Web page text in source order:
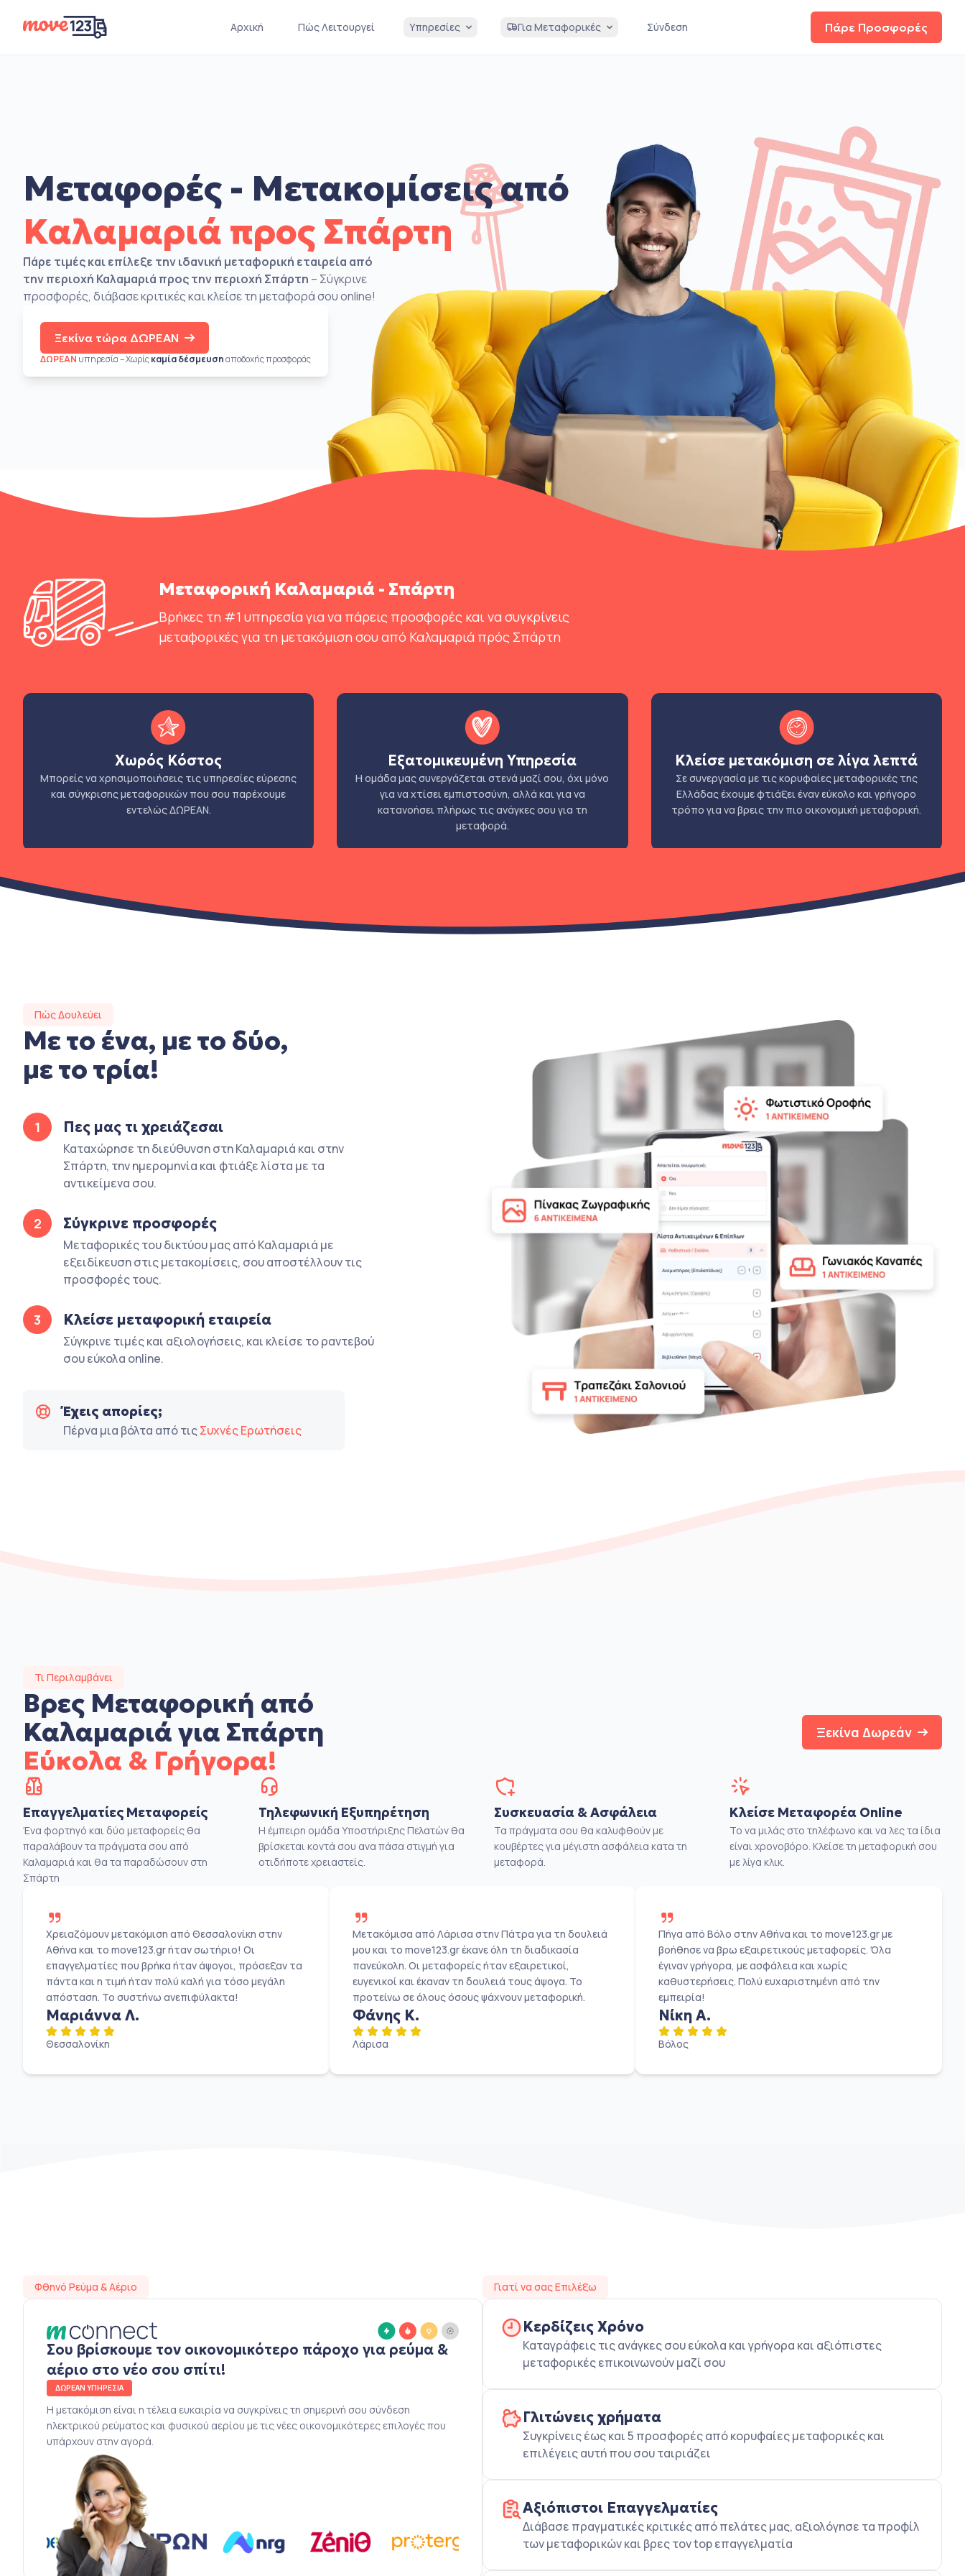
Πάρε Προσφορές
Αρχική Πώς Λειτουργεί Υπηρεσίες Για Μεταφορικές Σύνδεση
Μεταφορές - Μετακομίσεις από
Καλαμαριά προς Σπάρτη
Πάρε τιμές και επίλεξε την ιδανική μεταφορική εταιρεία από
την περιοχή Καλαμαριά προς την περιοχή Σπάρτη – Σύγκρινε
προσφορές, διάβασε κριτικές και κλείσε τη μεταφορά σου online!
Ξεκίνα τώρα ΔΩΡΕΑΝ
ΔΩΡΕΑΝ υπηρεσία – Χωρίςκαμία δέσμευσηαποδοχής προσφοράς
Μεταφορική Καλαμαριά - Σπάρτη
Βρήκες τη #1 υπηρεσία για να πάρεις προσφορές και να συγκρίνεις
μεταφορικές για τη μετακόμιση σου από Καλαμαριά πρός Σπάρτη
Χωρός Κόστος
Μπορείς να χρησιμοποιήσεις τις υπηρεσίες εύρεσης
και σύγκρισης μεταφορικών που σου παρέχουμε
εντελώς ΔΩΡΕΑΝ.
Εξατομικευμένη Υπηρεσία
Η ομάδα μας συνεργάζεται στενά μαζί σου, όχι μόνο
για να χτίσει εμπιστοσύνη, αλλά και για να
κατανοήσει πλήρως τις ανάγκες σου για τη
μεταφορά.
Κλείσε μετακόμιση σε λίγα λεπτά
Σε συνεργασία με τις κορυφαίες μεταφορικές της
Ελλάδας έχουμε φτιάξει έναν εύκολο και γρήγορο
τρόπο για να βρεις την πιο οικονομική μεταφορική.
Πώς Δουλεύει
Με το ένα, με το δύο,
με το τρία!
1 Πες μας τι χρειάζεσαι
Καταχώρησε τη διεύθυνση στη Καλαμαριά και στην
Σπάρτη, την ημερομηνία και φτιάξε λίστα με τα
αντικείμενα σου.
2 Σύγκρινε προσφορές
Μεταφορικές του δικτύου μας από Καλαμαριά με
εξειδίκευση στις μετακομίσεις, σου αποστέλλουν τις
προσφορές τους.
3 Κλείσε μεταφορική εταιρεία
Σύγκρινε τιμές και αξιολογήσεις, και κλείσε το ραντεβού
σου εύκολα online.
Έχεις απορίες;
Πέρνα μια βόλτα από τιςΣυχνές Ερωτήσεις
Τι Περιλαμβάνει
Βρες Μεταφορική από
Καλαμαριά για Σπάρτη
Εύκολα & Γρήγορα!
Ξεκίνα Δωρεάν
Επαγγελματίες Μεταφορείς
Ένα φορτηγό και δύο μεταφορείς θα
παραλάβουν τα πράγματα σου από
Καλαμαριά και θα τα παραδώσουν στη
Σπάρτη
Τηλεφωνική Εξυπηρέτηση
Η έμπειρη ομάδα Υποστήριξης Πελατών θα
βρίσκεται κοντά σου ανα πάσα στιγμή για
οτιδήποτε χρειαστείς.
Συσκευασία & Ασφάλεια
Τα πράγματα σου θα καλυφθούν με
κουβέρτες για μέγιστη ασφάλεια κατα τη
μεταφορά.
Κλείσε Μεταφορέα Online
Το να μιλάς στο τηλέφωνο και να λες τα ίδια
είναι χρονοβόρο. Κλείσε τη μεταφορική σου
με λίγα κλικ.
Χρειαζόμουν μετακόμιση από Θεσσαλονίκη στην
Αθήνα και το move123.gr ήταν σωτήριο! Οι
επαγγελματίες που βρήκα ήταν άψογοι, πρόσεξαν τα
πάντα και η τιμή ήταν πολύ καλή για τόσο μεγάλη
απόσταση. Το συστήνω ανεπιφύλακτα!
Μαριάννα Λ.
Θεσσαλονίκη
Μετακόμισα από Λάρισα στην Πάτρα για τη δουλειά
μου και το move123.gr έκανε όλη τη διαδικασία
πανεύκολη. Οι μεταφορείς ήταν εξαιρετικοί,
ευγενικοί και έκαναν τη δουλειά τους άψογα. Το
προτείνω σε όλους όσους ψάχνουν μεταφορική.
Φάνης Κ.
Λάρισα
Πήγα από Βόλο στην Αθήνα και το move123.gr με
βοήθησε να βρω εξαιρετικούς μεταφορείς. Όλα
έγιναν γρήγορα, με ασφάλεια και χωρίς
καθυστερήσεις. Πολύ ευχαριστημένη από την
εμπειρία!
Νίκη Α.
Βόλος
Φθηνό Ρεύμα & Αέριο
Σου βρίσκουμε τον οικονομικότερο πάροχο για ρεύμα &
αέριο στο νέο σου σπίτι!
ΔΩΡΕΑΝ ΥΠΗΡΕΣΙΑ
Η μετακόμιση είναι η τέλεια ευκαιρία να συγκρίνεις τη σημερινή σου σύνδεση
ηλεκτρικού ρεύματος και φυσικού αερίου με τις νέες οικονομικότερες επιλογές που
υπάρχουν στην αγορά.
Γιατί να σας Επιλέξω
Κερδίζεις Χρόνο
Καταγράφεις τις ανάγκες σου εύκολα και γρήγορα και αξιόπιστες
μεταφορικές επικοινωνούν μαζί σου
Γλιτώνεις χρήματα
Συγκρίνεις έως και 5 προσφορές από κορυφαίες μεταφορικές και
επιλέγεις αυτή που σου ταιριάζει
Αξιόπιστοι Επαγγελματίες
Διάβασε πραγματικές κριτικές από πελάτες μας, αξιολόγησε τα προφίλ
των μεταφορικών και βρες τον top επαγγελματία